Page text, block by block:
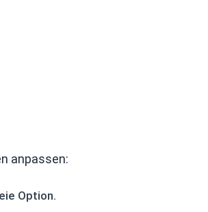
anpassen:
Option.